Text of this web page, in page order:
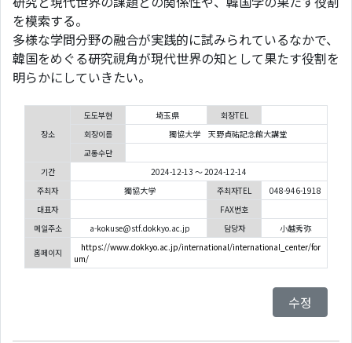
を模索する。
多様な学問分野の融合が実践的に試みられているなかで、
韓国をめぐる研究視角が現代世界の知として果たす役割を
明らかにしていきたい。
장소
도도부현 埼玉県
회장TEL
회장이름
獨協大学 天野貞祐記念館大講堂
교통수단
기간
2024-12-13 ～ 2024-12-14
주최자
獨協大学 주최자TEL
048-946-1918
대표자
FAX번호
메일주소
a-kokuse@stf.dokkyo.ac.jp 담당자 小越秀弥
홈페이지
https://www.dokkyo.ac.jp/international/international_center/for
um/
수정